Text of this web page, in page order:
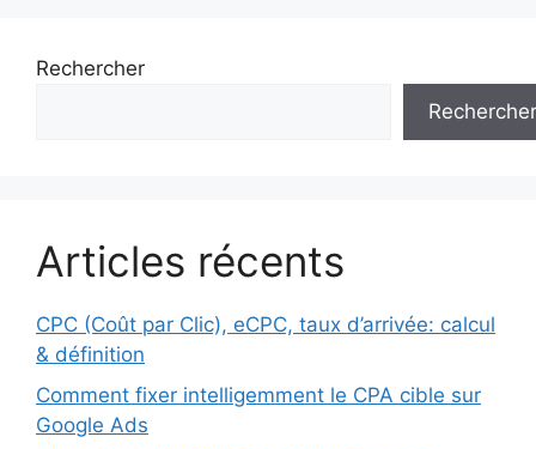
Rechercher
Rechercher
Articles récents
CPC (Coût par Clic), eCPC, taux d’arrivée: calcul
& définition
Comment fixer intelligemment le CPA cible sur
Google Ads